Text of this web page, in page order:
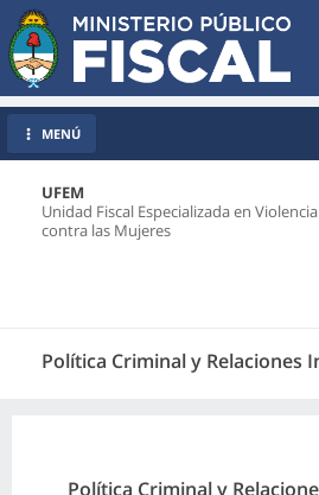
UFEM
Unidad Fiscal Especializada en Violencia
contra las Mujeres
Política Criminal y Relaciones
MENÚ
Política Criminal y